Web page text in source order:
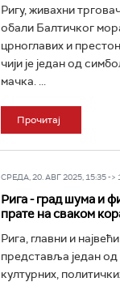
Ригу, живахни
обали Балтичког
црноглавих и
чији је један од
мачка. ...
Прочитај
СРЕДА, 20. АВГ 2025, 15:35 ->
Рига - град шума и
прате на сваком
Рига, главни и
представља један од
културних,